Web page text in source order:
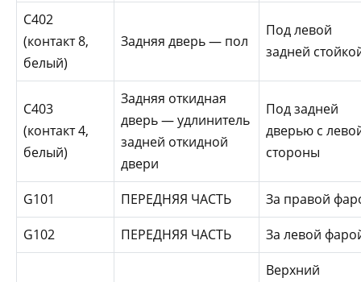
С402
(контакт 8,
белый)
Задняя дверь — пол
Под левой
задней
С403
(контакт 4,
белый)
Задняя откидная
дверь — удлинитель
задней откидной
двери
Под задней
дверью с
стороны
G101 ПЕРЕДНЯЯ ЧАСТЬ
За правой
G102
ПЕРЕДНЯЯ ЧАСТЬ За левой
Верхний